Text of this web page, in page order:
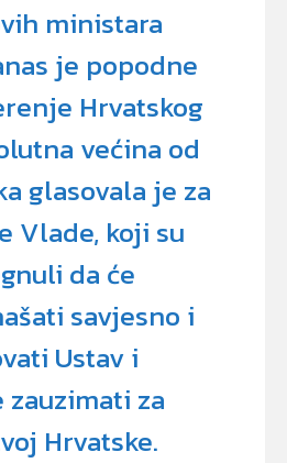
ministara
je popodne
Hrvatskog
većina od
glasovala je za
Vlade, koji su
da će
savjesno i
Ustav i
zauzimati za
Hrvatske.